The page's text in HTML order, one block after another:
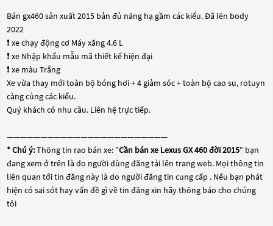
Bán gx460 sản xuất 2015 bản đủ nâng hạ gầm các kiểu. Đã lên body
2022
❗️ xe chạy động cơ Máy xăng 4.6 L
❗️ xe Nhập khẩu mẫu mã thiết kế hiện đại
❗️ xe màu Trắng
Xe vừa thay mới toàn bộ bóng hơi + 4 giảm sóc + toàn bộ cao su, rotuyn
càng củng các kiểu.
Quý khách có nhu cầu. Liên hệ trực tiếp.
————————————————————————
* Chú ý:Thông tin rao bán xe: "Cần bán xe Lexus GX 460 đời 2015" bạn
đang xem ở trên là do người dùng đăng tải lên trang web. Mọi thông tin
liên quan tới tin đăng này là do người đăng tin cung cấp . Nếu bạn phát
hiện có sai sót hay vấn đề gì về tin đăng xin hãy thông báo cho chúng
tôi